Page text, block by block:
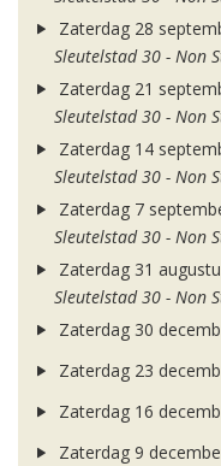
Zaterdag 28
Sleutelstad 30 - Non
Zaterdag 21
Sleutelstad 30 - Non
Zaterdag 14
Sleutelstad 30 - Non
Zaterdag 7
Sleutelstad 30 - Non
Zaterdag 31
Sleutelstad 30 - Non
Zaterdag 30
Zaterdag 23
Zaterdag 16
Zaterdag 9